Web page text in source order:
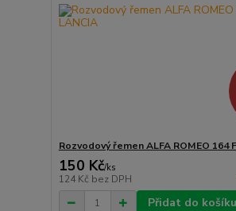
Rozvodový řemen ALFA ROMEO 164
150 Kč/ks
124 Kč bez DPH
Přidat do košíku